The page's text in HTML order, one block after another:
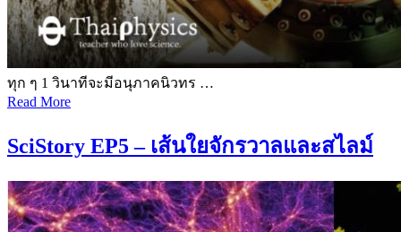
ทุก ๆ 1 วินาทีจะมีอนุภาคนิวทร …
Read More
SciStory EP5 – เส้นใยจักรวาลและสไลม์